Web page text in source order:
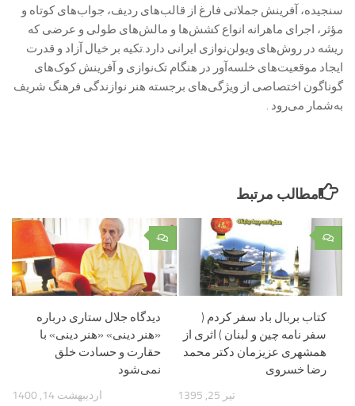
سنجیده، آفرینش جملاتی فارغ از قالب‌های ردیف، جواب‌های کوتاه و
مؤثر، اجرای ماهرانه انواع کشش‌ها و مالش‌های طولی و عرضی که
ریشه در روش‌های ویولن‌نوازی ایرانی دارد.تکیه بر خیال آزاد و قدرت
ایجاد موقعیت‌های خلسه‌آور در هنگام تک‌نوازی و آفرینش کوک‌های
گوناگون اختصاصی از ویژگی‌های برجسته هنر نوازندگی فرهنگ شریف
به‌شمار می‌رود .
مطالب مرتبط
۰
دیدگاه جلال ستاری درباره
«هنر دینی» «هنر دینی» با
حقارت و حسادت خلق
نمی‌شود
اردیبهشت 14, 1400
۰
کتاب بربال باد سفر کردم (
سفر نامه چین و لبنان ) اثری از
همشهری عزیزمان دکتر محمد
رضا خسروی
تیر 25, 1395